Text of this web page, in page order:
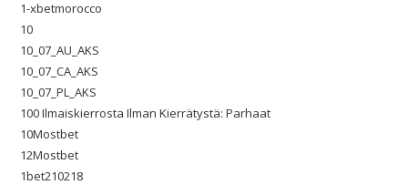
1-xbetmorocco
10
10_07_AU_AKS
10_07_CA_AKS
10_07_PL_AKS
100 Ilmaiskierrosta Ilman Kierrätystä: Parhaat
10Mostbet
12Mostbet
1bet210218